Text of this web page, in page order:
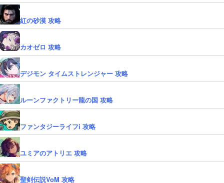
紅の砂漠 攻略
カオゼロ 攻略
デジモン タイムストレンジャー 攻略
ルーンファクトリー龍の国 攻略
ファンタジーライフi 攻略
ユミアのアトリエ 攻略
聖剣伝説VoM 攻略